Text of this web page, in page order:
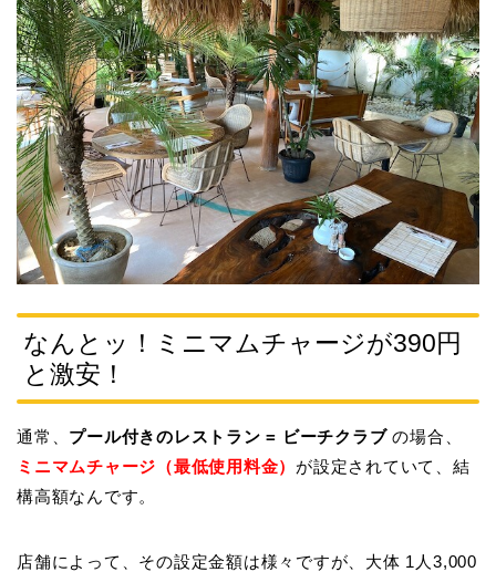
なんとッ！ミニマムチャージが390円
と激安！
通常、 プール付きのレストラン = ビーチクラブの場合、
ミニマムチャージ（最低使用料金） が設定されていて、結
構高額なんです。
店舗によって、その設定金額は様々ですが、大体 1人3,000